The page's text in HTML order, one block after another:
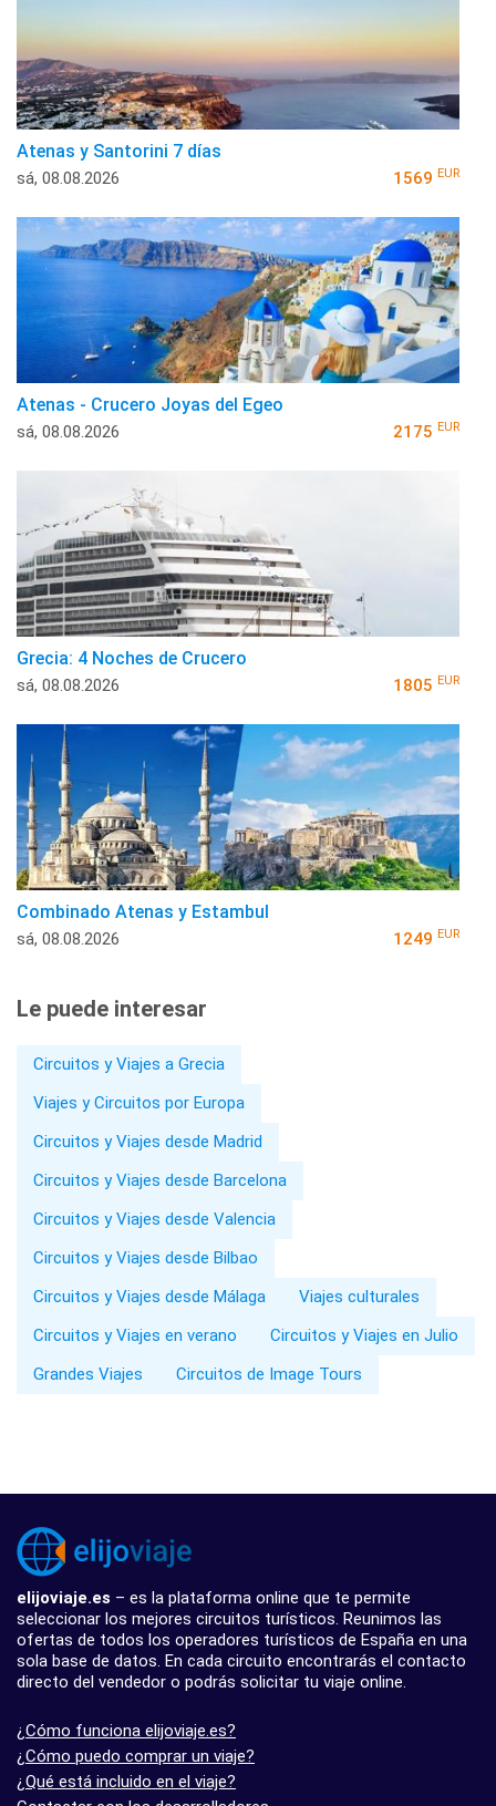
Atenas y Santorini 7 días
sá, 08.08.2026 1569 EUR
Atenas - Crucero Joyas del Egeo
sá, 08.08.2026 2175 EUR
Grecia: 4 Noches de Crucero
sá, 08.08.2026 1805 EUR
Combinado Atenas y Estambul
sá, 08.08.2026 1249 EUR
Le puede interesar
Circuitos y Viajes a Grecia
Viajes y Circuitos por Europa
Circuitos y Viajes desde Madrid
Circuitos y Viajes desde Barcelona
Circuitos y Viajes desde Valencia
Circuitos y Viajes desde Bilbao
Circuitos y Viajes desde Málaga
Viajes culturales
Circuitos y Viajes en verano
Circuitos y Viajes en Julio
Grandes Viajes
Circuitos de Image Tours
elijoviaje.es – es la plataforma online que te permite
seleccionar los mejores circuitos turísticos. Reunimos las
ofertas de todos los operadores turísticos de España en una
sola base de datos. En cada circuito encontrarás el contacto
directo del vendedor o podrás solicitar tu viaje online.
¿Cómo funciona elijoviaje.es?
¿Cómo puedo comprar un viaje?
¿Qué está incluido en el viaje?